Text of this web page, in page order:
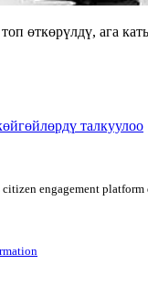
өткөрүлдү, ага
талкуулоо
engagement